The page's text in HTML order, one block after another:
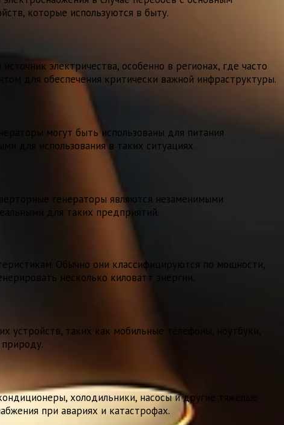
которые используются в быту.
электричества, особенно в регионах, где часто
для обеспечения критически важной инфраструктуры.
могут быть использованы для питания
для использования в таких ситуациях.
генераторы являются незаменимыми
для таких предприятий.
Обычно они классифицируются по мощности,
несколько киловатт энергии.
таких как мобильные телефоны, ноутбуки,
холодильники, насосы и другие тяжелые
при авариях и катастрофах.